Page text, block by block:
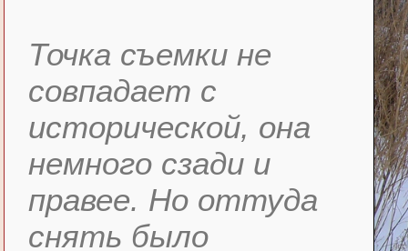
Точка съемки не
совпадает с
исторической, она
немного сзади и
правее. Но оттуда
снять было